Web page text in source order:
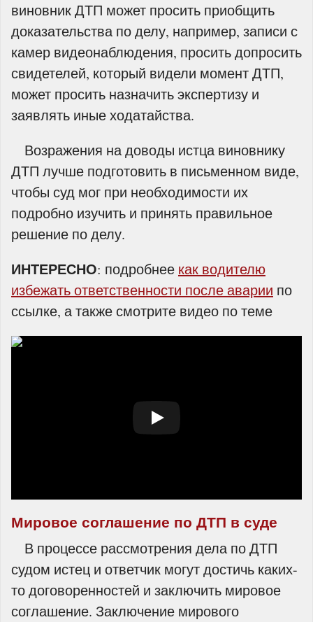
виновник ДТП может просить приобщить
доказательства по делу, например, записи с
камер видеонаблюдения, просить допросить
свидетелей, который видели момент ДТП,
может просить назначить экспертизу и
заявлять иные ходатайства.
Возражения на доводы истца виновнику
ДТП лучше подготовить в письменном виде,
чтобы суд мог при необходимости их
подробно изучить и принять правильное
решение по делу.
ИНТЕРЕСНО: подробнее как водителю
избежать ответственности после аварии по
ссылке, а также смотрите видео по теме
Мировое соглашение по ДТП в суде
В процессе рассмотрения дела по ДТП
судом истец и ответчик могут достичь каких-
то договоренностей и заключить мировое
соглашение. Заключение мирового